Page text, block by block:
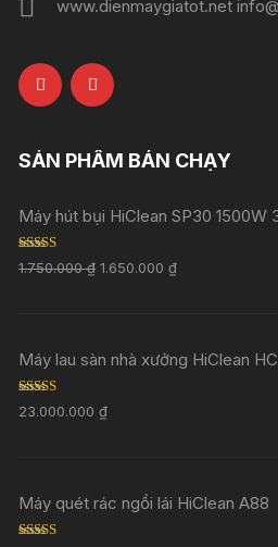
www.dienmaygiatot.net
SẢN PHẨM BÁN CHẠY
Máy hút bụi HiClean SP30 1500W
Rated 5.00
out of 5
1.750.000₫ 1.650.000₫
Máy lau sàn nhà xưởng HiClean
Rated5.00
out of 5
23.000.000₫
Máy quét rác ngồi lái HiClean A88